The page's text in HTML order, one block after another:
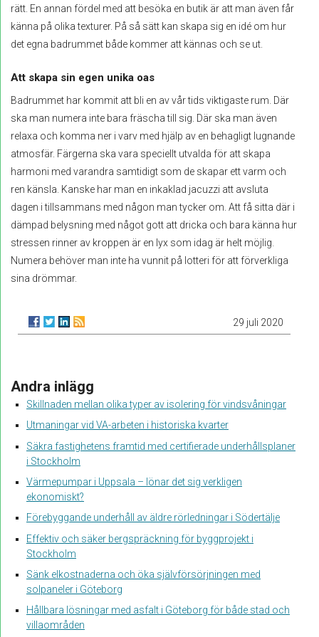
rätt. En annan fördel med att besöka en butik är att man även får
känna på olika texturer. På så sätt kan skapa sig en idé om hur
det egna badrummet både kommer att kännas och se ut.
Att skapa sin egen unika oas
Badrummet har kommit att bli en av vår tids viktigaste rum. Där
ska man numera inte bara fräscha till sig. Där ska man även
relaxa och komma ner i varv med hjälp av en behagligt lugnande
atmosfär. Färgerna ska vara speciellt utvalda för att skapa
harmoni med varandra samtidigt som de skapar ett varm och
ren känsla. Kanske har man en inkaklad jacuzzi att avsluta
dagen i tillsammans med någon man tycker om. Att få sitta där i
dämpad belysning med något gott att dricka och bara känna hur
stressen rinner av kroppen är en lyx som idag är helt möjlig.
Numera behöver man inte ha vunnit på lotteri för att förverkliga
sina drömmar.
29 juli 2020
Andra inlägg
Skillnaden mellan olika typer av isolering för vindsvåningar
Utmaningar vid VA-arbeten i historiska kvarter
Säkra fastighetens framtid med certifierade underhållsplaner
i Stockholm
Värmepumpar i Uppsala – lönar det sig verkligen
ekonomiskt?
Förebyggande underhåll av äldre rörledningar i Södertälje
Effektiv och säker bergspräckning för byggprojekt i
Stockholm
Sänk elkostnaderna och öka självförsörjningen med
solpaneler i Göteborg
Hållbara lösningar med asfalt i Göteborg för både stad och
villaområden